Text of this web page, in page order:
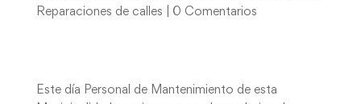
Reparaciones de calles
0 Comentarios
Este día Personal de Mantenimiento de esta